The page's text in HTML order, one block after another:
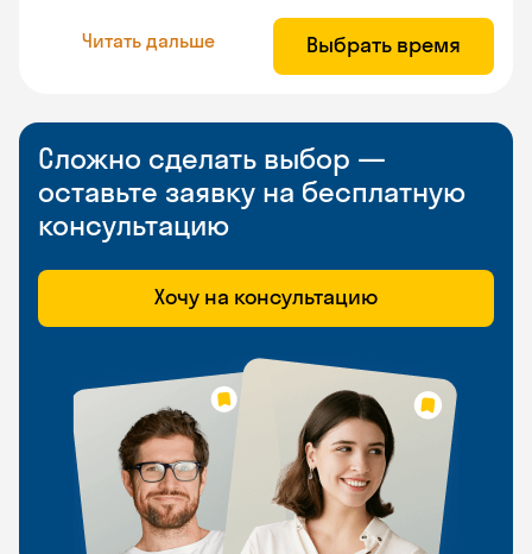
Читать дальше Выбрать время
Сложно сделать выбор —
оставьте заявку на бесплатную
консультацию
Хочу на консультацию